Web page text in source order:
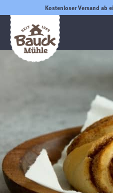
Kostenloser Versand ab